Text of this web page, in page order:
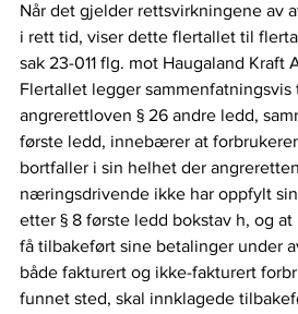
Når det gjelder rettsvirkningene av
i rett tid, viser dette flertallet til
sak 23-011 flg. mot Haugaland Kraft
Flertallet legger sammenfatningsvis
angrerettloven § 26 andre ledd,
første ledd, innebærer at
bortfaller i sin helhet der
næringsdrivende ikke har oppfylt
etter § 8 første ledd bokstav h, og at
få tilbakeført sine betalinger under
både fakturert og ikke-fakturert
funnet sted, skal innklagede